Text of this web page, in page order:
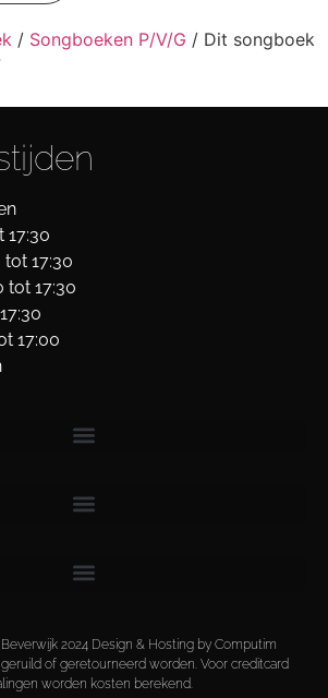
/ Songboeken P/V/G / Dit songboek
17:30
17:30
tot 17:30
17:00
2024 Design & Hosting by Computim
of geretourneerd worden. Voor creditcard
worden kosten berekend.